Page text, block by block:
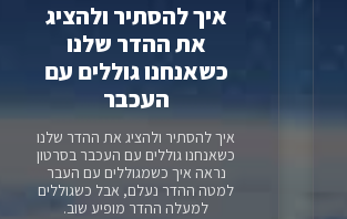
איך להסתיר ולהציג
את ההדר שלנו
כשאנחנו גוללים עם
העכבר
איך להסתיר ולהציג את ההדר שלנו
כשאנחנו גוללים עם העכבר בסרטון
נראה איך כשמגוללים עם העבר
למטה ההדר נעלם, אבל כשגוללים
למעלה ההדר מופיע שוב.